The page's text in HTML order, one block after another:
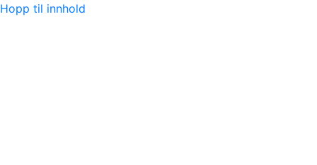
Hopp til innhold